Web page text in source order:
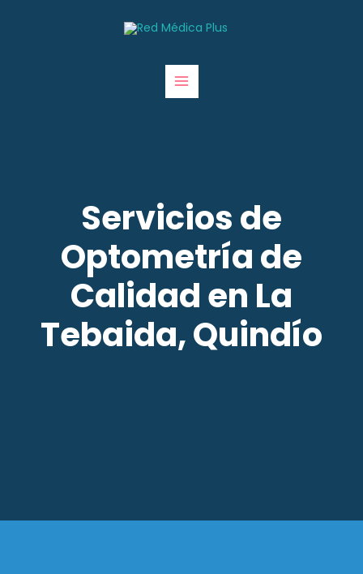
Servicios de
Optometría de
Calidad en La
Tebaida, Quindío